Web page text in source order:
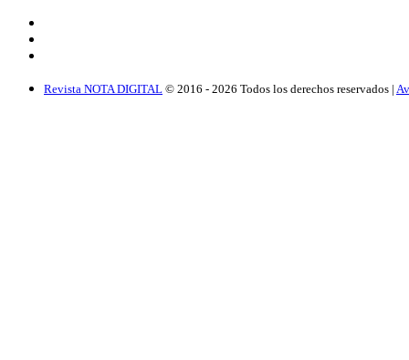
Revista NOTA DIGITAL © 2016 - 2026 Todos los derechos reservados |